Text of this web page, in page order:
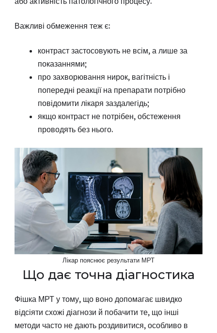
Важливі обмеження теж є:
контраст застосовують не всім, а лише за
показаннями;
про захворювання нирок, вагітність і
попередні реакції на препарати потрібно
повідомити лікаря заздалегідь;
якщо контраст не потрібен, обстеження
проводять без нього.
Лікар пояснює результати МРТ
Що дає точна діагностика
Фішка МРТ у тому, що воно допомагає швидко
відсіяти схожі діагнози й побачити те, що інші
методи часто не дають роздивитися, особливо в